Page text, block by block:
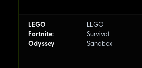
LEGO
Fortnite:
Odyssey
LEGO
Survival
Sandbox